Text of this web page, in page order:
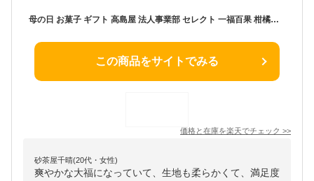
母の日 お菓子 ギフト 高島屋 法人事業部 セレクト 一福百果 柑橘大福食べ比べセット 計5個 メーカー直送 / フルーツ みかん大福 レモン大福 あまなつ大福 島はっさく大福 百貨店お菓子 内祝い ギフトセレクション お取り寄せグルメ JGS 送料無料 お返し 母の日ギフト2026
この商品をサイトでみる
価格と在庫を楽天でチェック >>
砂茶屋千晴(20代・女性)
爽やかな大福になっていて、生地も柔らかくて、満足度